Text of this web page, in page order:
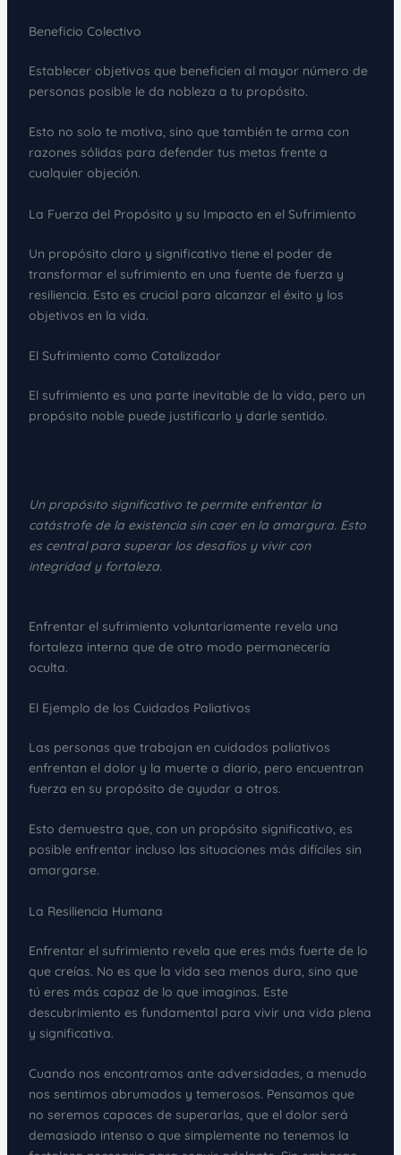
Beneficio Colectivo
Establecer objetivos que beneficien al mayor número de
personas posible le da nobleza a tu propósito.
Esto no solo te motiva, sino que también te arma con
razones sólidas para defender tus metas frente a
cualquier objeción.
La Fuerza del Propósito y su Impacto en el Sufrimiento
Un propósito claro y significativo tiene el poder de
transformar el sufrimiento en una fuente de fuerza y
resiliencia. Esto es crucial para alcanzar el éxito y los
objetivos en la vida.
El Sufrimiento como Catalizador
El sufrimiento es una parte inevitable de la vida, pero un
propósito noble puede justificarlo y darle sentido.
Un propósito significativo te permite enfrentar la
catástrofe de la existencia sin caer en la amargura. Esto
es central para superar los desafíos y vivir con
integridad y fortaleza.
Enfrentar el sufrimiento voluntariamente revela una
fortaleza interna que de otro modo permanecería
oculta.
El Ejemplo de los Cuidados Paliativos
Las personas que trabajan en cuidados paliativos
enfrentan el dolor y la muerte a diario, pero encuentran
fuerza en su propósito de ayudar a otros.
Esto demuestra que, con un propósito significativo, es
posible enfrentar incluso las situaciones más difíciles sin
amargarse.
La Resiliencia Humana
Enfrentar el sufrimiento revela que eres más fuerte de lo
que creías. No es que la vida sea menos dura, sino que
tú eres más capaz de lo que imaginas. Este
descubrimiento es fundamental para vivir una vida plena
y significativa.
Cuando nos encontramos ante adversidades, a menudo
nos sentimos abrumados y temerosos. Pensamos que
no seremos capaces de superarlas, que el dolor será
demasiado intenso o que simplemente no tenemos la